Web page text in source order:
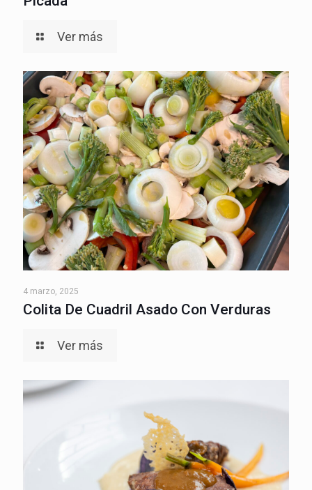
Ver más
4 marzo, 2025
Colita De Cuadril Asado Con Verduras
Ver más